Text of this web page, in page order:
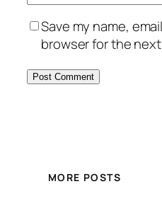
Save my name,
browser for the
MORE POSTS